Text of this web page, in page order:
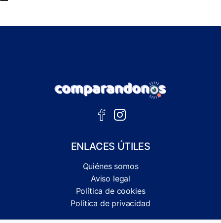
ENLACES ÚTILES
Quiénes somos
Aviso legal
Política de cookies
Política de privacidad